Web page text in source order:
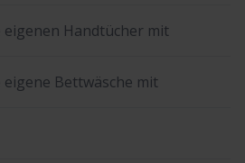
eigenen Handtücher mit
Bettwäsche mit